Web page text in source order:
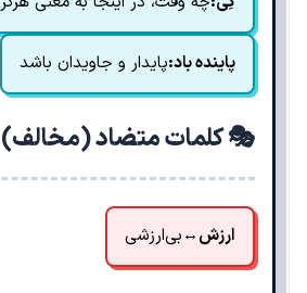
پاینده باد:پایدار و جاویدان باشد
🎭 کلمات متضاد (مخالف)
ارزش↔بی‌ارزشی